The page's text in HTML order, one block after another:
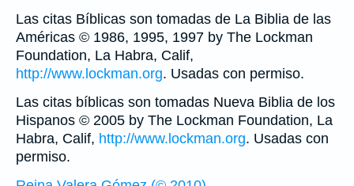
Las citas Bíblicas son tomadas de La Biblia de las
Américas © 1986, 1995, 1997 by The Lockman
Foundation, La Habra, Calif,
http://www.lockman.org. Usadas con permiso.
Las citas bíblicas son tomadas Nueva Biblia de los
Hispanos © 2005 by The Lockman Foundation, La
Habra, Calif, http://www.lockman.org. Usadas con
permiso.